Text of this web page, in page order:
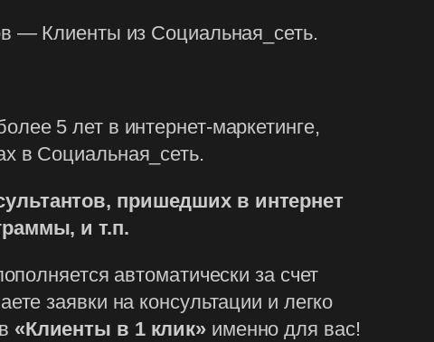
— Клиенты из Социальная_сеть.
5 лет в интернет-маркетинге,
в Социальная_сеть.
пришедших в интернет
и т.п.
автоматически за счет
заявки на консультации и легко
«Клиенты в 1 клик» именно для вас!